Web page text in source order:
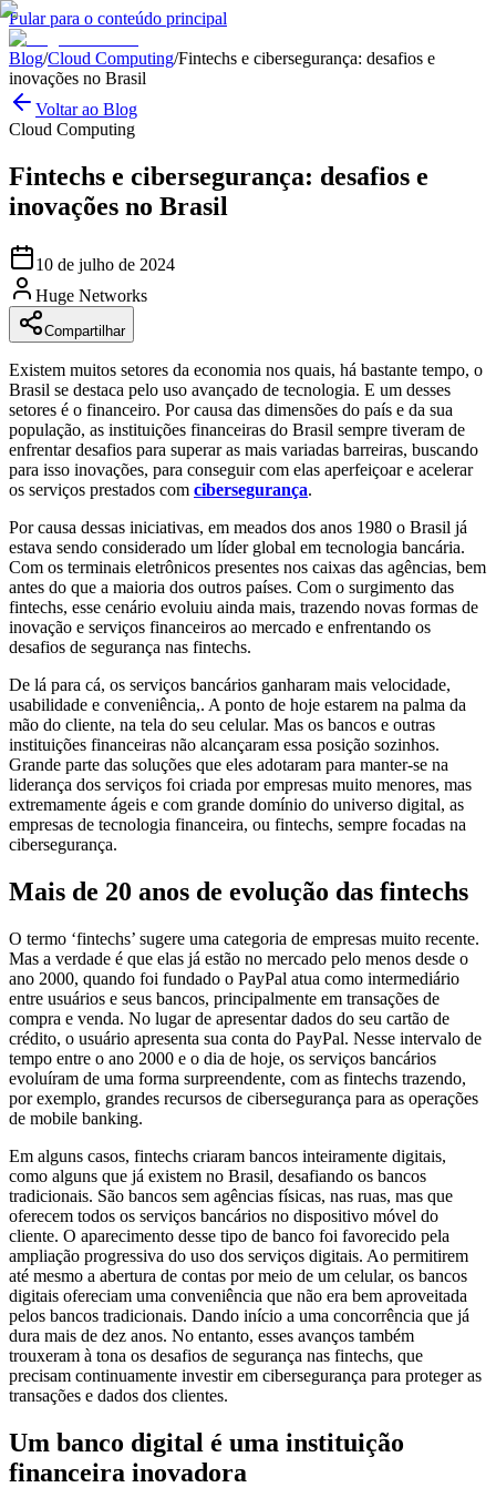
Pular para o conteúdo principal
Blog/Cloud Computing/Fintechs e cibersegurança: desafios e
inovações no Brasil
Voltar ao Blog
Cloud Computing
Fintechs e cibersegurança: desafios e
inovações no Brasil
10 de julho de 2024
Huge Networks
Compartilhar
Existem muitos setores da economia nos quais, há bastante tempo, o
Brasil se destaca pelo uso avançado de tecnologia. E um desses
setores é o financeiro. Por causa das dimensões do país e da sua
população, as instituições financeiras do Brasil sempre tiveram de
enfrentar desafios para superar as mais variadas barreiras, buscando
para isso inovações, para conseguir com elas aperfeiçoar e acelerar
os serviços prestados com cibersegurança.
Por causa dessas iniciativas, em meados dos anos 1980 o Brasil já
estava sendo considerado um líder global em tecnologia bancária.
Com os terminais eletrônicos presentes nos caixas das agências, bem
antes do que a maioria dos outros países. Com o surgimento das
fintechs, esse cenário evoluiu ainda mais, trazendo novas formas de
inovação e serviços financeiros ao mercado e enfrentando os
desafios de segurança nas fintechs.
De lá para cá, os serviços bancários ganharam mais velocidade,
usabilidade e conveniência,. A ponto de hoje estarem na palma da
mão do cliente, na tela do seu celular. Mas os bancos e outras
instituições financeiras não alcançaram essa posição sozinhos.
Grande parte das soluções que eles adotaram para manter-se na
liderança dos serviços foi criada por empresas muito menores, mas
extremamente ágeis e com grande domínio do universo digital, as
empresas de tecnologia financeira, ou fintechs, sempre focadas na
cibersegurança.
Mais de 20 anos de evolução das fintechs
O termo ‘fintechs’ sugere uma categoria de empresas muito recente.
Mas a verdade é que elas já estão no mercado pelo menos desde o
ano 2000, quando foi fundado o PayPal atua como intermediário
entre usuários e seus bancos, principalmente em transações de
compra e venda. No lugar de apresentar dados do seu cartão de
crédito, o usuário apresenta sua conta do PayPal. Nesse intervalo de
tempo entre o ano 2000 e o dia de hoje, os serviços bancários
evoluíram de uma forma surpreendente, com as fintechs trazendo,
por exemplo, grandes recursos de cibersegurança para as operações
de mobile banking.
Em alguns casos, fintechs criaram bancos inteiramente digitais,
como alguns que já existem no Brasil, desafiando os bancos
tradicionais. São bancos sem agências físicas, nas ruas, mas que
oferecem todos os serviços bancários no dispositivo móvel do
cliente. O aparecimento desse tipo de banco foi favorecido pela
ampliação progressiva do uso dos serviços digitais. Ao permitirem
até mesmo a abertura de contas por meio de um celular, os bancos
digitais ofereciam uma conveniência que não era bem aproveitada
pelos bancos tradicionais. Dando início a uma concorrência que já
dura mais de dez anos. No entanto, esses avanços também
trouxeram à tona os desafios de segurança nas fintechs, que
precisam continuamente investir em cibersegurança para proteger as
transações e dados dos clientes.
Um banco digital é uma instituição
financeira inovadora